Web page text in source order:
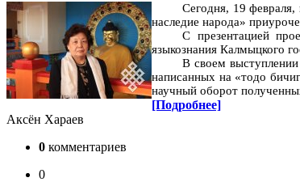
Сегодня, 19
наследие народа»
С презентацией
языкознания Калмыцкого
В своем
написанных на «тодо
научный оборот
[Подробнее]
Аксён Хараев
0 комментариев
0